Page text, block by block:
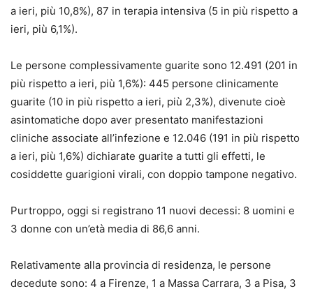
a ieri, più 10,8%), 87 in terapia intensiva (5 in più rispetto a
ieri, più 6,1%).
Le persone complessivamente guarite sono 12.491 (201 in
più rispetto a ieri, più 1,6%): 445 persone clinicamente
guarite (10 in più rispetto a ieri, più 2,3%), divenute cioè
asintomatiche dopo aver presentato manifestazioni
cliniche associate all’infezione e 12.046 (191 in più rispetto
a ieri, più 1,6%) dichiarate guarite a tutti gli effetti, le
cosiddette guarigioni virali, con doppio tampone negativo.
Purtroppo, oggi si registrano 11 nuovi decessi: 8 uomini e
3 donne con un’età media di 86,6 anni.
Relativamente alla provincia di residenza, le persone
decedute sono: 4 a Firenze, 1 a Massa Carrara, 3 a Pisa, 3